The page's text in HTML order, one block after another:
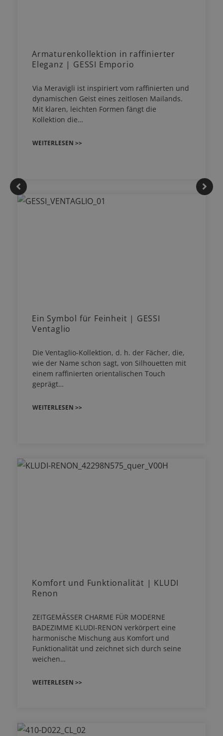
Armaturenkollektion in raffinierter
Eleganz | GESSI Emporio
Via Meravigli ist inspiriert vom raffinierten und
dynamischen Geist eines zeitlosen Mailands.
Mit klaren, leichten Formen fängt die
Kollektion die…
WEITERLESEN >>
Ein Symbol für Feinheit | GESSI
Ventaglio
Die Ventaglio-Kollektion, d. h. der Fächer, die,
wie der Name schon sagt, von Silhouetten mit
einem raffinierten orientalischen Touch
geprägt…
WEITERLESEN >>
Komfort und Funktionalität | KLUDI
Renon
ZEITGEMÄSSER CHARME FÜR MODERNE
BADEZIMME KLUDI-RENON verkörpert eine
harmonische Mischung aus Komfort und
Funktionalität und zeichnet sich durch seine
weichen…
WEITERLESEN >>